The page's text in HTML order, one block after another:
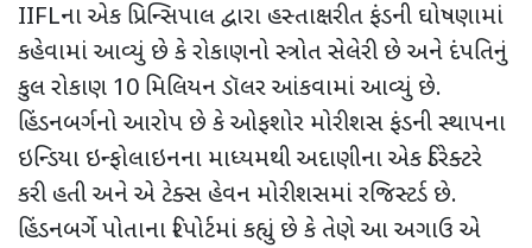
IIFLના એક પ્રિન્સિપાલ દ્વારા હસ્તાક્ષરીત ફંડની ઘોષણામાં
કહેવામાં આવ્યું છે કે રોકાણનો સ્ત્રોત સેલેરી છે અને દંપતિનું
કુલ રોકાણ 10 મિલિયન ડૉલર આંકવામાં આવ્યું છે.
હિંડનબર્ગનો આરોપ છે કે ઓફશોર મોરીશસ ફંડની સ્થાપના
ઇન્ડિયા ઇન્ફોલાઇનના માધ્યમથી અદાણીના એક ડિરેક્ટરે
કરી હતી અને એ ટેક્સ હેવન મોરીશસમાં રજિસ્ટર્ડ છે.
હિંડનબર્ગે પોતાના રિપોર્ટમાં કહ્યું છે કે તેણે આ અગાઉ એ